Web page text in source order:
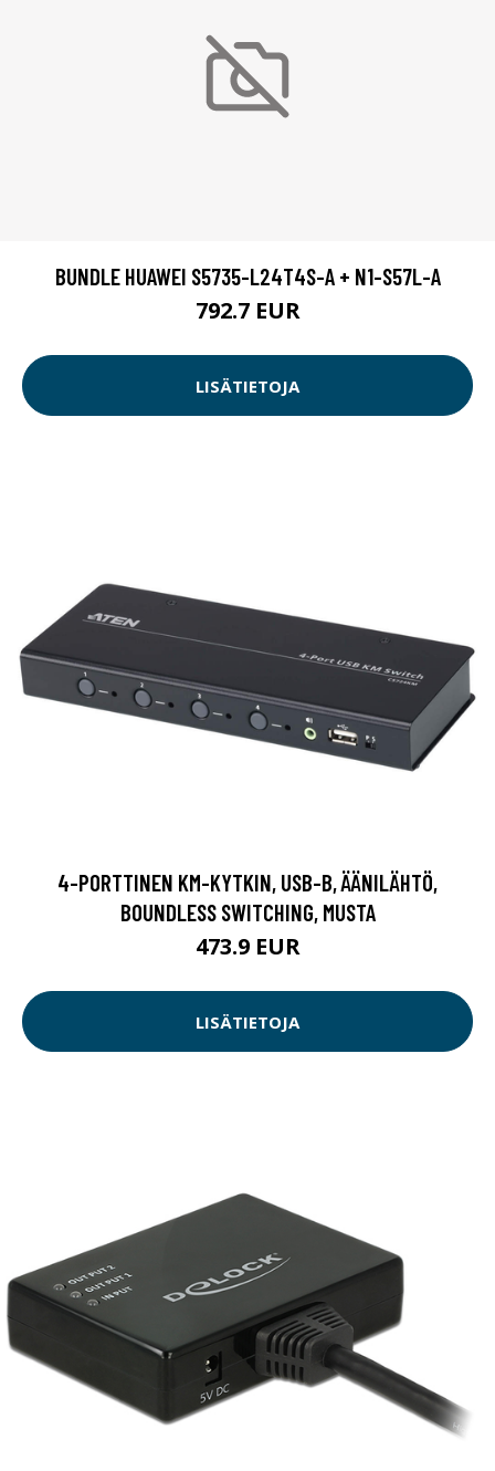
BUNDLE HUAWEI S5735-L24T4S-A + N1-S57L-A
792.7 EUR
LISÄTIETOJA
4-PORTTINEN KM-KYTKIN, USB-B, ÄÄNILÄHTÖ,
BOUNDLESS SWITCHING, MUSTA
473.9 EUR
LISÄTIETOJA